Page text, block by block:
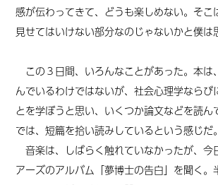
感が伝わってきて、どうも楽しめない。そこ
見せてはいけない部分なのじゃないかと僕は
この３日間、いろんなことがあった。本は
んでいるわけではないが、社会心理学ならび
とを学ぼうと思い、いくつか論文などを読ん
では、短篇を拾い読みしているという感じだ。
音楽は、しばらく触れていなかったが、今
アーズのアルバム「夢博士の告白」を聞く。